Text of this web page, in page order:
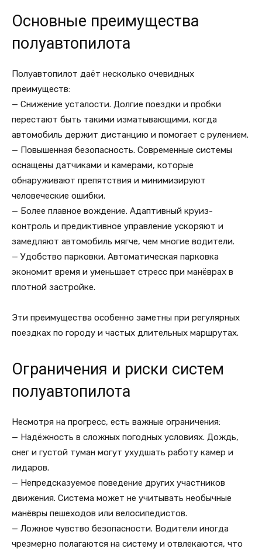
Основные преимущества
полуавтопилота
Полуавтопилот даёт несколько очевидных
преимуществ:
— Снижение усталости. Долгие поездки и пробки
перестают быть такими изматывающими, когда
автомобиль держит дистанцию и помогает с рулением.
— Повышенная безопасность. Современные системы
оснащены датчиками и камерами, которые
обнаруживают препятствия и минимизируют
человеческие ошибки.
— Более плавное вождение. Адаптивный круиз-
контроль и предиктивное управление ускоряют и
замедляют автомобиль мягче, чем многие водители.
— Удобство парковки. Автоматическая парковка
экономит время и уменьшает стресс при манёврах в
плотной застройке.
Эти преимущества особенно заметны при регулярных
поездках по городу и частых длительных маршрутах.
Ограничения и риски систем
полуавтопилота
Несмотря на прогресс, есть важные ограничения:
— Надёжность в сложных погодных условиях. Дождь,
снег и густой туман могут ухудшать работу камер и
лидаров.
— Непредсказуемое поведение других участников
движения. Система может не учитывать необычные
манёвры пешеходов или велосипедистов.
— Ложное чувство безопасности. Водители иногда
чрезмерно полагаются на систему и отвлекаются, что